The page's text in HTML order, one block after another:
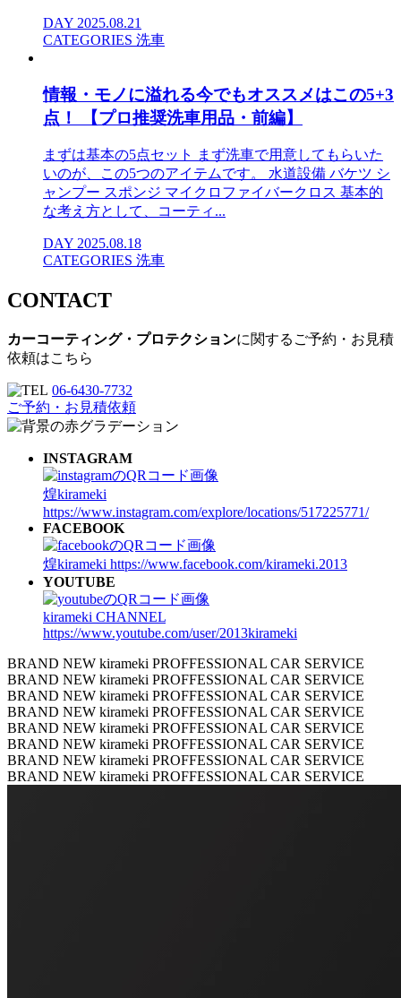
DAY 2025.08.21
CATEGORIES 洗車
情報・モノに溢れる今でもオススメはこの5+3
点！ 【プロ推奨洗車用品・前編】
まずは基本の5点セット まず洗車で用意してもらいた
いのが、この5つのアイテムです。 水道設備 バケツ シ
ャンプー スポンジ マイクロファイバークロス 基本的
な考え方として、コーティ...
DAY 2025.08.18
CATEGORIES 洗車
CONTACT
カーコーティング・プロテクションに関するご予約・お見積
依頼はこちら
06-6430-7732
ご予約・お見積依頼
INSTAGRAM
煌kirameki
https://www.instagram.com/explore/locations/517225771/
FACEBOOK
煌kirameki https://www.facebook.com/kirameki.2013
YOUTUBE
kirameki CHANNEL
https://www.youtube.com/user/2013kirameki
BRAND NEW kirameki PROFFESSIONAL CAR SERVICE
BRAND NEW kirameki PROFFESSIONAL CAR SERVICE
BRAND NEW kirameki PROFFESSIONAL CAR SERVICE
BRAND NEW kirameki PROFFESSIONAL CAR SERVICE
BRAND NEW kirameki PROFFESSIONAL CAR SERVICE
BRAND NEW kirameki PROFFESSIONAL CAR SERVICE
BRAND NEW kirameki PROFFESSIONAL CAR SERVICE
BRAND NEW kirameki PROFFESSIONAL CAR SERVICE